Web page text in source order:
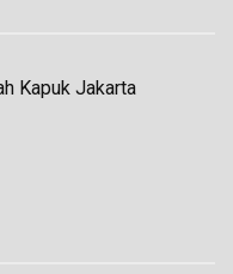
Kapuk Jakarta